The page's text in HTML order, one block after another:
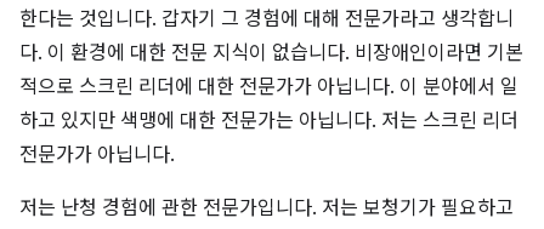
한다는 것입니다. 갑자기 그 경험에 대해 전문가라고 생각합니
다. 이 환경에 대한 전문 지식이 없습니다. 비장애인이라면 기본
적으로 스크린 리더에 대한 전문가가 아닙니다. 이 분야에서 일
하고 있지만 색맹에 대한 전문가는 아닙니다. 저는 스크린 리더
전문가가 아닙니다.
저는 난청 경험에 관한 전문가입니다. 저는 보청기가 필요하고